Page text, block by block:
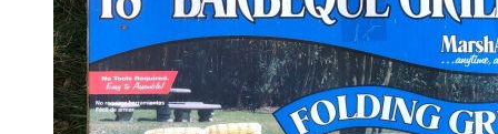
¥2,001.73。